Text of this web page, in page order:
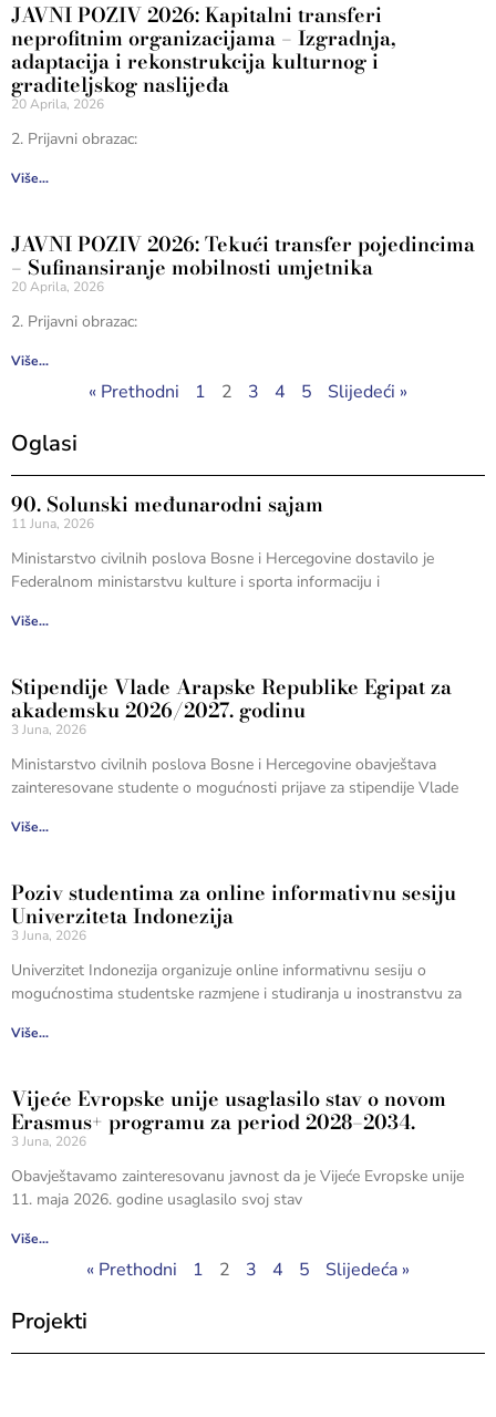
JAVNI POZIV 2026: Kapitalni transferi
neprofitnim organizacijama – Izgradnja,
adaptacija i rekonstrukcija kulturnog i
graditeljskog naslijeđa
20 Aprila, 2026
2. Prijavni obrazac:
Više...
JAVNI POZIV 2026: Tekući transfer pojedincima
– Sufinansiranje mobilnosti umjetnika
20 Aprila, 2026
2. Prijavni obrazac:
Više...
« Prethodni 1 2 3 4 5 Slijedeći »
Oglasi
90. Solunski međunarodni sajam
11 Juna, 2026
Ministarstvo civilnih poslova Bosne i Hercegovine dostavilo je
Federalnom ministarstvu kulture i sporta informaciju i
Više...
Stipendije Vlade Arapske Republike Egipat za
akademsku 2026/2027. godinu
3 Juna, 2026
Ministarstvo civilnih poslova Bosne i Hercegovine obavještava
zainteresovane studente o mogućnosti prijave za stipendije Vlade
Više...
Poziv studentima za online informativnu sesiju
Univerziteta Indonezija
3 Juna, 2026
Univerzitet Indonezija organizuje online informativnu sesiju o
mogućnostima studentske razmjene i studiranja u inostranstvu za
Više...
Vijeće Evropske unije usaglasilo stav o novom
Erasmus+ programu za period 2028–2034.
3 Juna, 2026
Obavještavamo zainteresovanu javnost da je Vijeće Evropske unije
11. maja 2026. godine usaglasilo svoj stav
Više...
« Prethodni 1 2 3 4 5 Slijedeća »
Projekti